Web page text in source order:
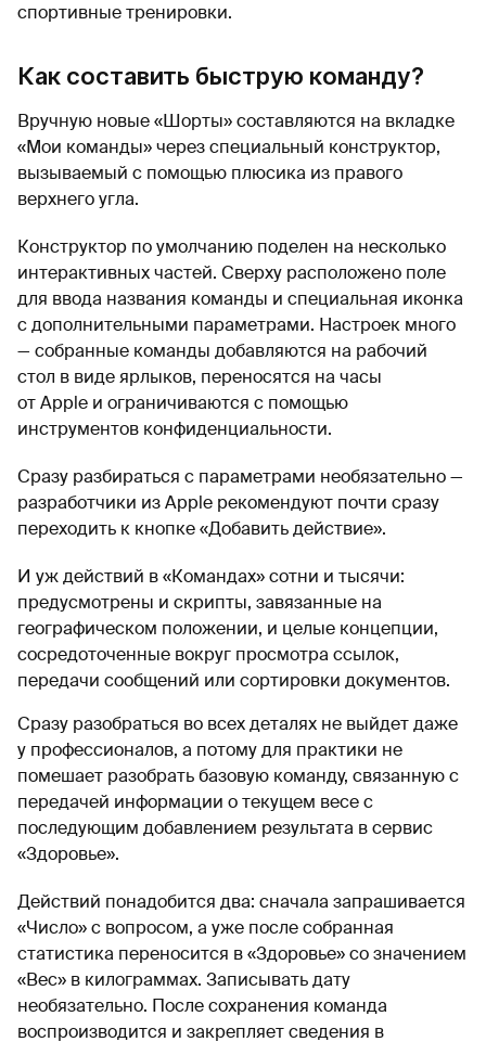
спортивные тренировки.
Как составить быструю команду?
Вручную новые «Шорты» составляются на вкладке
«Мои команды» через специальный конструктор,
вызываемый с помощью плюсика из правого
верхнего угла.
Конструктор по умолчанию поделен на несколько
интерактивных частей. Сверху расположено поле
для ввода названия команды и специальная иконка
с дополнительными параметрами. Настроек много
— собранные команды добавляются на рабочий
стол в виде ярлыков, переносятся на часы
от Apple и ограничиваются с помощью
инструментов конфиденциальности.
Сразу разбираться с параметрами необязательно —
разработчики из Apple рекомендуют почти сразу
переходить к кнопке «Добавить действие».
И уж действий в «Командах» сотни и тысячи:
предусмотрены и скрипты, завязанные на
географическом положении, и целые концепции,
сосредоточенные вокруг просмотра ссылок,
передачи сообщений или сортировки документов.
Сразу разобраться во всех деталях не выйдет даже
у профессионалов, а потому для практики не
помешает разобрать базовую команду, связанную с
передачей информации о текущем весе с
последующим добавлением результата в сервис
«Здоровье».
Действий понадобится два: сначала запрашивается
«Число» с вопросом, а уже после собранная
статистика переносится в «Здоровье» со значением
«Вес» в килограммах. Записывать дату
необязательно. После сохранения команда
воспроизводится и закрепляет сведения в